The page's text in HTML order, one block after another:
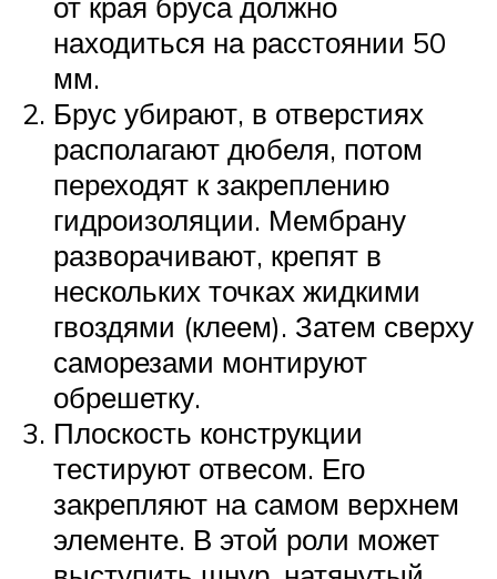
находиться на расстоянии 50
мм.
Брус убирают, в отверстиях
располагают дюбеля, потом
переходят к закреплению
гидроизоляции. Мембрану
разворачивают, крепят в
нескольких точках жидкими
гвоздями (клеем). Затем сверху
саморезами монтируют
обрешетку.
Плоскость конструкции
тестируют отвесом. Его
закрепляют на самом верхнем
элементе. В этой роли может